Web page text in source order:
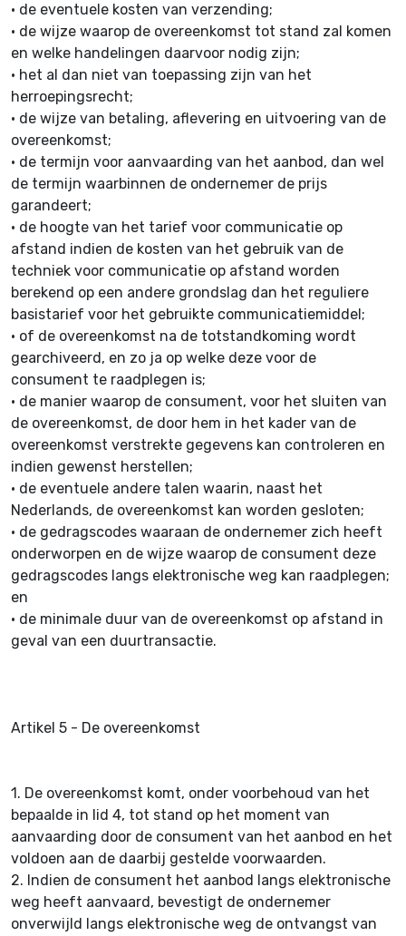
• de eventuele kosten van verzending;
• de wijze waarop de overeenkomst tot stand zal komen
en welke handelingen daarvoor nodig zijn;
• het al dan niet van toepassing zijn van het
herroepingsrecht;
• de wijze van betaling, aflevering en uitvoering van de
overeenkomst;
• de termijn voor aanvaarding van het aanbod, dan wel
de termijn waarbinnen de ondernemer de prijs
garandeert;
• de hoogte van het tarief voor communicatie op
afstand indien de kosten van het gebruik van de
techniek voor communicatie op afstand worden
berekend op een andere grondslag dan het reguliere
basistarief voor het gebruikte communicatiemiddel;
• of de overeenkomst na de totstandkoming wordt
gearchiveerd, en zo ja op welke deze voor de
consument te raadplegen is;
• de manier waarop de consument, voor het sluiten van
de overeenkomst, de door hem in het kader van de
overeenkomst verstrekte gegevens kan controleren en
indien gewenst herstellen;
• de eventuele andere talen waarin, naast het
Nederlands, de overeenkomst kan worden gesloten;
• de gedragscodes waaraan de ondernemer zich heeft
onderworpen en de wijze waarop de consument deze
gedragscodes langs elektronische weg kan raadplegen;
en
• de minimale duur van de overeenkomst op afstand in
geval van een duurtransactie.
Artikel 5 - De overeenkomst
1. De overeenkomst komt, onder voorbehoud van het
bepaalde in lid 4, tot stand op het moment van
aanvaarding door de consument van het aanbod en het
voldoen aan de daarbij gestelde voorwaarden.
2. Indien de consument het aanbod langs elektronische
weg heeft aanvaard, bevestigt de ondernemer
onverwijld langs elektronische weg de ontvangst van